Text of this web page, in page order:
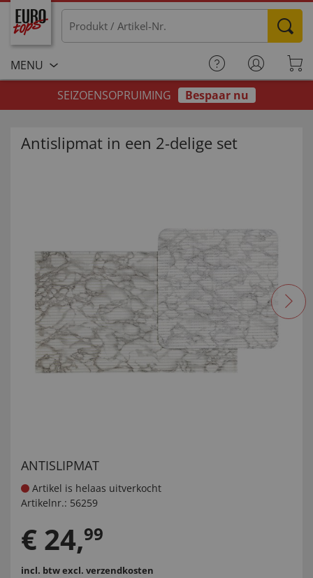
MENU
SEIZOENSOPRUIMING
Bespaar nu
Antislipmat in een 2-delige set
ANTISLIPMAT
Artikel is helaas uitverkocht
Artikelnr.: 56259
€ 24,99
incl. btwexcl. verzendkosten